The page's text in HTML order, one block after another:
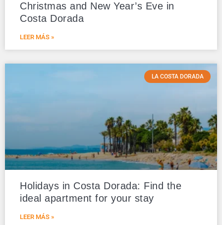
Christmas and New Year’s Eve in
Costa Dorada
LEER MÁS »
LA COSTA DORADA
Holidays in Costa Dorada: Find the
ideal apartment for your stay
LEER MÁS »